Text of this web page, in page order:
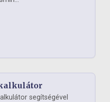
segítségével